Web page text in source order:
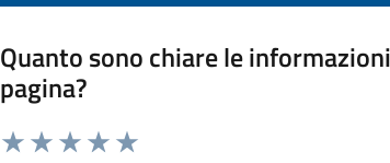
Quanto sono chiare le
pagina?
Valuta da 1 a 5 stelle la pagina